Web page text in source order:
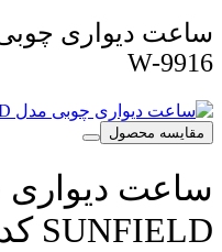
W-9916
مقایسه محصول
ساعت
SUNFIELD کد W-9916